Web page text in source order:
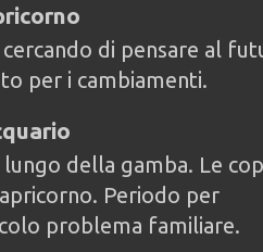
di pensare al
per i cambiamenti.
della gamba. Le
Periodo per
problema familiare.